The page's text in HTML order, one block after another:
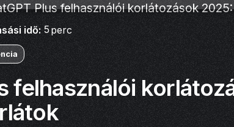
Plus felhasználói korlátozások
idő: 5 perc
felhasználói